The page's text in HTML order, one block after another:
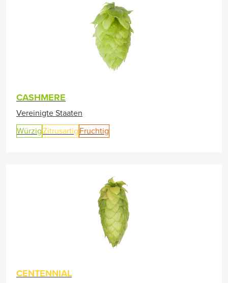
CASHMERE
Vereinigte Staaten
WürzigZitrusartig Fruchtig
CENTENNIAL